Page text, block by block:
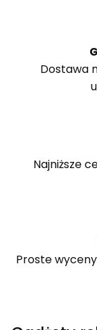
Dostawa
Najniższe
Proste